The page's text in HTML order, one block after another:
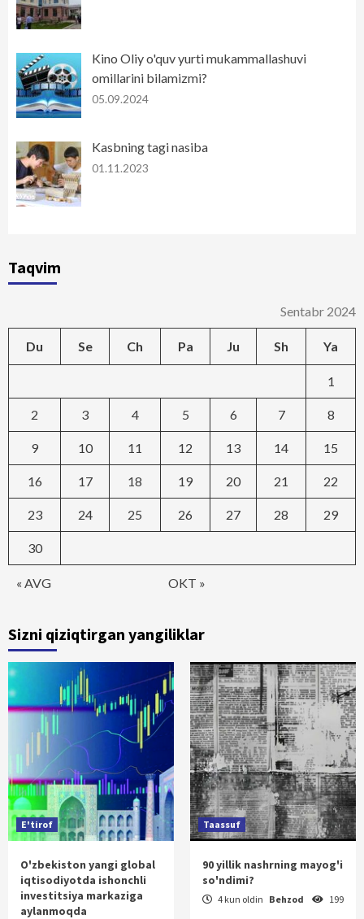
Kino Oliy o'quv yurti mukammallashuvi
omillarini bilamizmi?
05.09.2024
Kasbning tagi nasiba
01.11.2023
Taqvim
Sentabr 2024
Du Se Ch Pa Ju Sh Ya
« AVG OKT »
1
2 3 4 5 6 7 8
9 10 11 12 13 14 15
16 17 18 19 20 21 22
23 24 25 26 27 28 29
30
Sizni qiziqtirgan yangiliklar
E'tirof
O'zbekiston yangi global
iqtisodiyotda ishonchli
investitsiya markaziga
aylanmoqda
Taassuf
90 yillik nashrning mayog'i
so'ndimi?
4 kun oldin Behzod 199